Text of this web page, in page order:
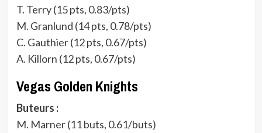
T. Terry (15 pts, 0.83/pts)
M. Granlund (14 pts, 0.78/pts)
C. Gauthier (12 pts, 0.67/pts)
A. Killorn (12 pts, 0.67/pts)
Vegas Golden Knights
Buteurs :
M. Marner (11 buts, 0.61/buts)